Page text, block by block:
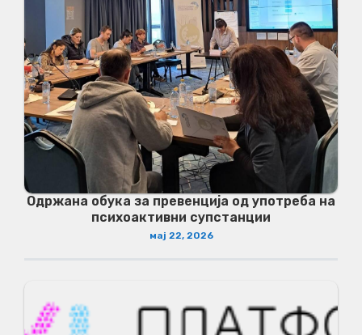
Одржана обука за превенција од употреба на
психоактивни супстанции
мај 22, 2026